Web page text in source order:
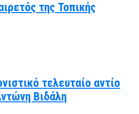
της Τοπικής
τελευταίο αντίο
Βιδάλη